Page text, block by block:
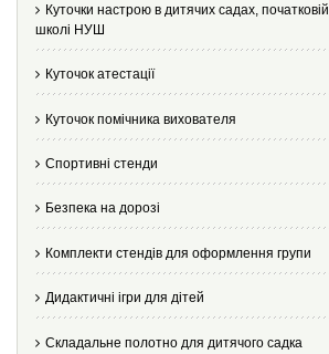
Куточки настрою в дитячих садах, початковій
школі НУШ
Куточок атестації
Куточок помічника вихователя
Спортивні стенди
Безпека на дорозі
Комплекти стендів для оформлення групи
Дидактичні ігри для дітей
Складальне полотно для дитячого садка